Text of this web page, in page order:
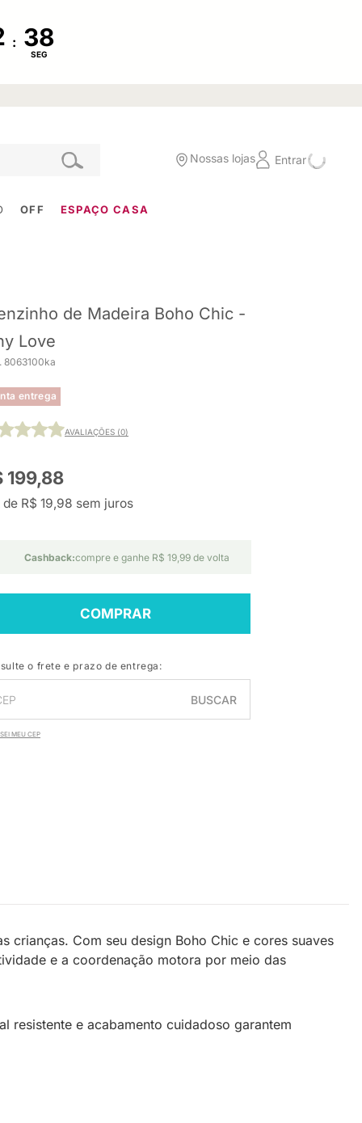
:
SEG
Nossas lojas Entrar
OFF ESPAÇO CASA
de Madeira Boho Chic -
Love
8063100ka
entrega
AVALIAÇÕES (0)
199,88
de R$ 19,98 sem juros
Cashback:compre e ganhe R$ 19,99 de volta
COMPRAR
o frete e prazo de entrega:
BUSCAR
MEU CEP
crianças. Com seu design Boho Chic e cores suaves
e a coordenação motora por meio das
resistente e acabamento cuidadoso garantem